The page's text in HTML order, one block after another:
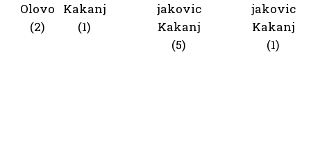
Olovo
(2)
Kakanj
(1)
jakovic
Kakanj
(5)
jakovic
Kakanj
(1)